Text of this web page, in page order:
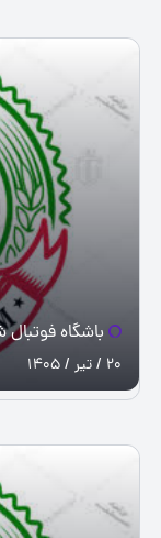
باشگاه
20 / تیر / 1405